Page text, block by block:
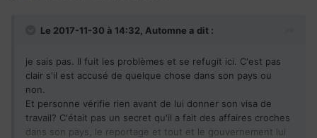
Le 2017-11-30 à 14:32, Automne a dit :
je sais pas. Il fuit les problèmes et se refugit ici. C'est pas
clair s'il est accusé de quelque chose dans son pays ou
non.
Et personne vérifie rien avant de lui donner son visa de
travail? C'était pas un secret qu'il a fait des affaires croches
dans son pays, le reportage et tout et le gouvernement lui